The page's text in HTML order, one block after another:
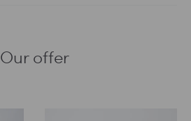
Our offer